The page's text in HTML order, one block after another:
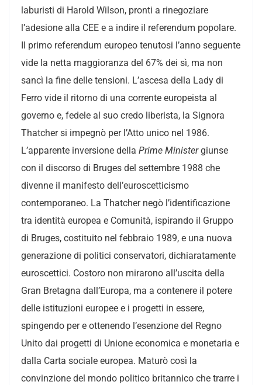
laburisti di Harold Wilson, pronti a rinegoziare
l’adesione alla CEE e a indire il referendum popolare.
Il primo referendum europeo tenutosi l’anno seguente
vide la netta maggioranza del 67% dei sì, ma non
sancì la fine delle tensioni. L’ascesa della Lady di
Ferro vide il ritorno di una corrente europeista al
governo e, fedele al suo credo liberista, la Signora
Thatcher si impegnò per l’Atto unico nel 1986.
L’apparente inversione della Prime Ministergiunse
con il discorso di Bruges del settembre 1988 che
divenne il manifesto dell’euroscetticismo
contemporaneo. La Thatcher negò l’identificazione
tra identità europea e Comunità, ispirando il Gruppo
di Bruges, costituito nel febbraio 1989, e una nuova
generazione di politici conservatori, dichiaratamente
euroscettici. Costoro non mirarono all’uscita della
Gran Bretagna dall’Europa, ma a contenere il potere
delle istituzioni europee e i progetti in essere,
spingendo per e ottenendo l’esenzione del Regno
Unito dai progetti di Unione economica e monetaria e
dalla Carta sociale europea. Maturò così la
convinzione del mondo politico britannico che trarre i